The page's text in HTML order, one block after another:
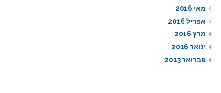
מאי 2016
אפריל 2016
מרץ 2016
ינואר 2016
פברואר 2013